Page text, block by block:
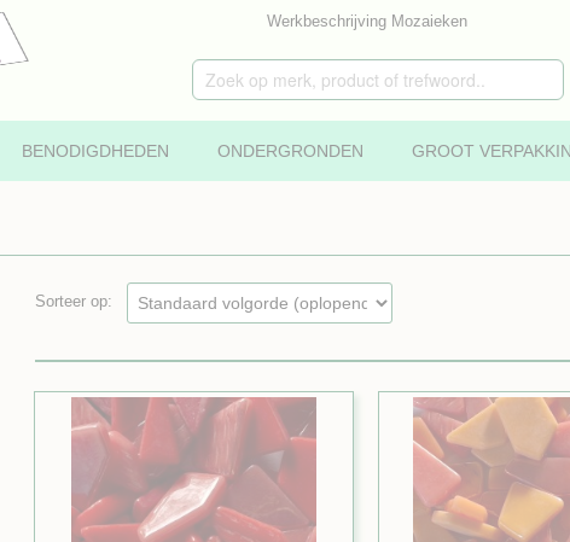
Werkbeschrijving Mozaieken
BENODIGDHEDEN ONDERGRONDEN GROOT
Sorteer op: